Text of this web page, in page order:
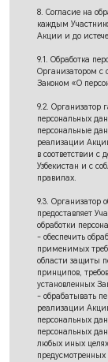
8. Согласие на
каждым
Акции и до
9.1. Обработка
Организатором с
Законом «О
9.2. Организатор
персональных
персональные
реализации
в соответствии с
Узбекистан и с
правилах.
9.3. Организатор
предоставляет
обработки
- обеспечить
применимых
области защиты
принципов,
установленных
- обрабатывать
реализации
персональных
персональных
любых иных целях
предусмотренных